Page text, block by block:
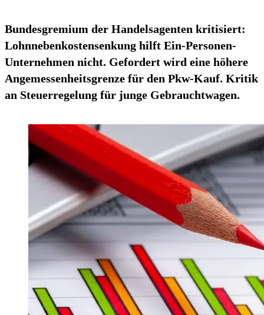
Bundesgremium der Handelsagenten kritisiert:
Lohnnebenkostensenkung hilft Ein-Personen-
Unternehmen nicht. Gefordert wird eine höhere
Angemessenheitsgrenze für den Pkw-Kauf. Kritik
an Steuerregelung für junge Gebrauchtwagen.